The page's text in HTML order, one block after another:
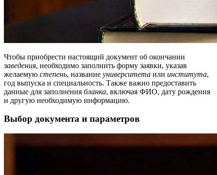
Чтобы приобрести настоящий документ об окончании
заведения, необходимо заполнить форму заявки, указав
желаемую степень, название университета или института,
год выпуска и специальность. Также важно предоставить
данные для заполнения бланка, включая ФИО, дату рождения
и другую необходимую информацию.
Выбор документа и параметров